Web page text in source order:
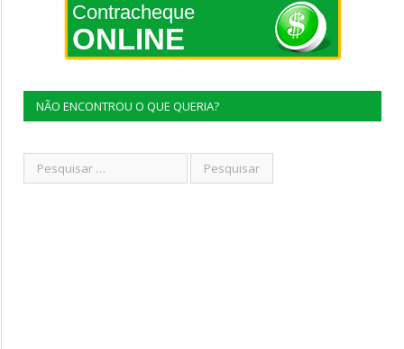
Contracheque
ONLINE
NÃO ENCONTROU O QUE QUERIA?